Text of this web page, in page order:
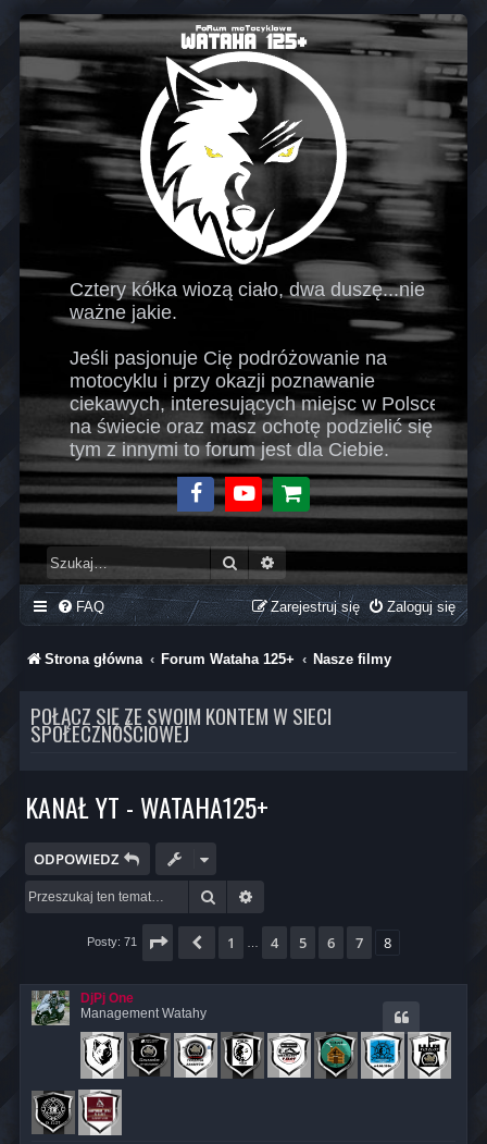
Cztery kółka wiozą ciało, dwa duszę...nie
ważne jakie.
Jeśli pasjonuje Cię podróżowanie na
motocyklu i przy okazji poznawanie
ciekawych, interesujących miejsc w Polsce i
na świecie oraz masz ochotę podzielić się
tym z innymi to forum jest dla Ciebie.
FacebookYoutubeSklep
Szukaj
FAQ Zaloguj się
Zarejestruj się
Strona główna Forum Wataha 125+ Nasze filmy
POŁĄCZ SIĘ ZE SWOIM KONTEM W SIECI
SPOŁECZNOŚCIOWEJ
KANAŁ YT - WATAHA125+
ODPOWIEDZ
Szukaj
Posty: 71 Strona z
Poprzednia
1 4 5 6 7 8
DjPj One
Management Watahy